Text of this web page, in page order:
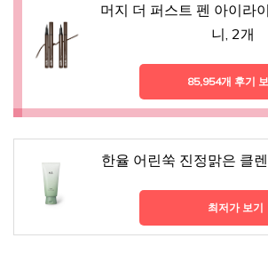
머지 더 퍼스트 펜 아이라
니, 2개
85,954개 후기
한율 어린쑥 진정맑은 클
최저가 보기